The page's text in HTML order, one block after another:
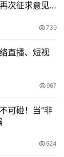
次征求意见
739
直播、短视
967
可碰！当“非
524